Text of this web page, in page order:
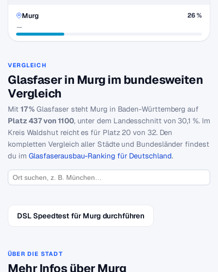
Murg
—
26 %
VERGLEICH
Glasfaser in Murg im bundesweiten
Vergleich
Mit 17 % Glasfaser steht Murg in Baden-Württemberg auf
Platz 437 von 1100, unter dem Landesschnitt von 30,1 %. Im
Kreis Waldshut reicht es für Platz 20 von 32. Den
kompletten Vergleich aller Städte und Bundesländer findest
du im Glasfaserausbau-Ranking für Deutschland.
DSL Speedtest für Murg durchführen
ÜBER DIE STADT
Mehr Infos über Murg